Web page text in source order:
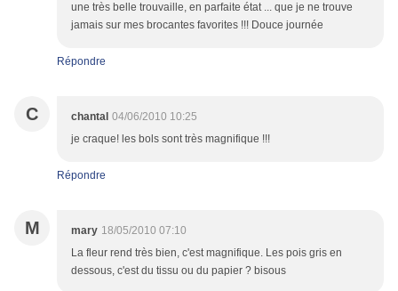
une très belle trouvaille, en parfaite état ... que je ne trouve
jamais sur mes brocantes favorites !!! Douce journée
Répondre
C chantal 04/06/2010 10:25
je craque! les bols sont très magnifique !!!
Répondre
M mary 18/05/2010 07:10
La fleur rend très bien, c'est magnifique. Les pois gris en
dessous, c'est du tissu ou du papier ? bisous